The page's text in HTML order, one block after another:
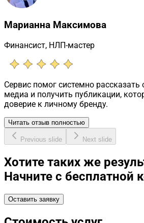
Марианна Максимова
Финансист, НЛП-мастер
Сервис помог системно рассказать
медиа и получить публикации,
доверие к личному бренду.
Читать отзыв полностью
Previous slide Next slide
Хотите таких же
Начните с бесплатной
Оставить заявку